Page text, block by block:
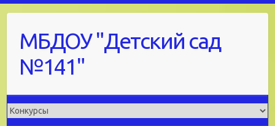
contentМБДОУ "Детский сад
№141"